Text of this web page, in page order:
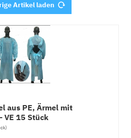
Artikel laden
aus PE, Ärmel mit
VE 15 Stück